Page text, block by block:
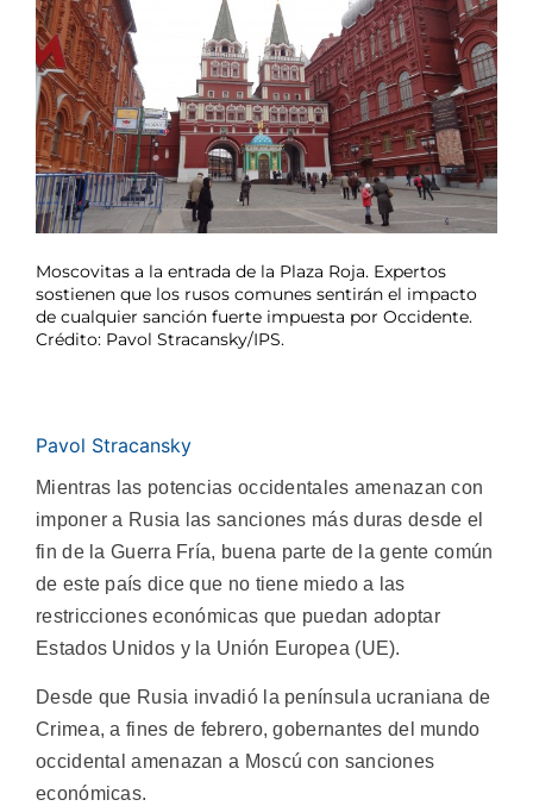
Moscovitas a la entrada de la Plaza Roja. Expertos
sostienen que los rusos comunes sentirán el impacto
de cualquier sanción fuerte impuesta por Occidente.
Crédito: Pavol Stracansky/IPS.
Pavol Stracansky
Mientras las potencias occidentales amenazan con
imponer a Rusia las sanciones más duras desde el
fin de la Guerra Fría, buena parte de la gente común
de este país dice que no tiene miedo a las
restricciones económicas que puedan adoptar
Estados Unidos y la Unión Europea (UE).
Desde que Rusia invadió la península ucraniana de
Crimea, a fines de febrero, gobernantes del mundo
occidental amenazan a Moscú con sanciones
económicas.